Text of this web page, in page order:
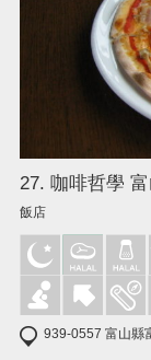
27. 咖啡哲學
飯店
939-0557 富山縣